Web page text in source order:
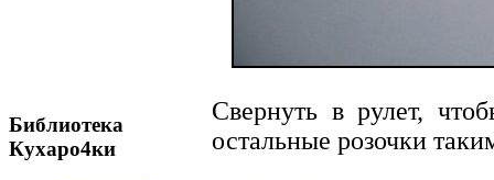
Библиотека
Кухаро4ки
Свернуть в рулет,
остальные розочки